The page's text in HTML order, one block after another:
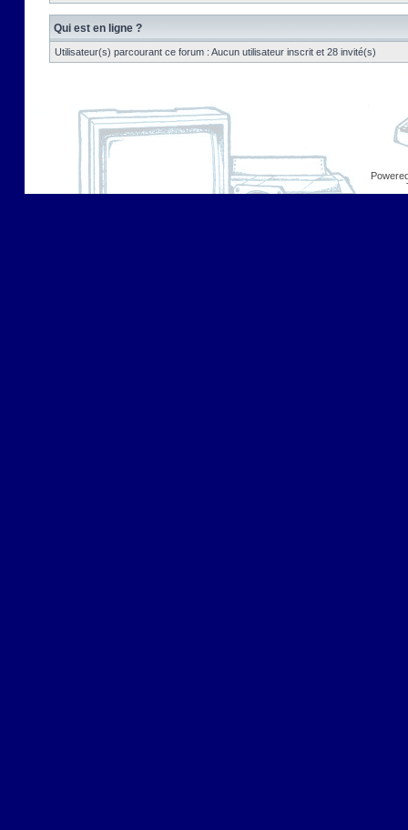
Qui est en ligne ?
Utilisateur(s) parcourant ce forum : Aucun utilisateur inscrit et 28 invité(s)